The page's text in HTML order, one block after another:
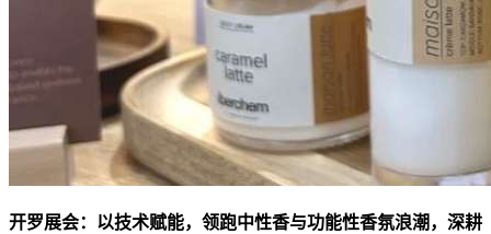
开罗展会：以技术赋能，领跑中性香与功能性香氛浪潮，深耕